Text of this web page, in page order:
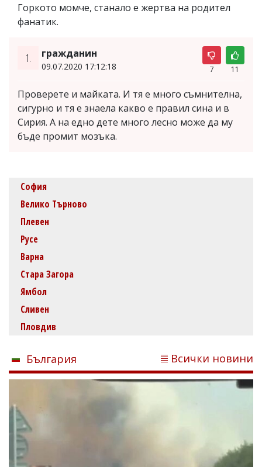
Горкото момче, станало е жертва на родител
фанатик.
1. гражданин
09.07.2020 17:12:18 7 11
Проверете и майката. И тя е много съмнителна,
сигурно и тя е знаела какво е правил сина и в
Сирия. А на едно дете много лесно може да му
бъде промит мозъка.
София
Велико Търново
Плевен
Русе
Варна
Стара Загора
Ямбол
Сливен
Пловдив
България Всички новини